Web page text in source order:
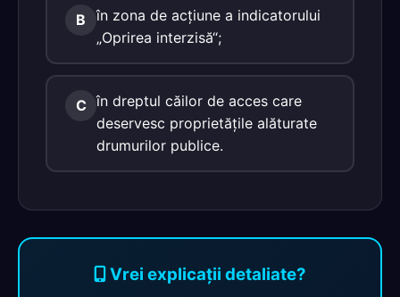
B
în zona de acţiune a indicatorului
„Oprirea interzisă“;
C în dreptul căilor de acces care
deservesc proprietăţile alăturate
drumurilor publice.
Vrei explicații detaliate?